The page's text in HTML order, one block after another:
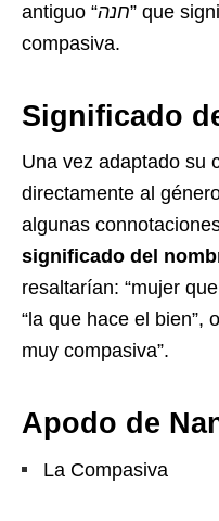
antiguo “חנה” que
compasiva.
Significado
Una vez adaptado su
directamente al
algunas
significado del
resaltarían: “mujer
“la que hace el bien”,
muy compasiva”.
Apodo de
La Compasiva